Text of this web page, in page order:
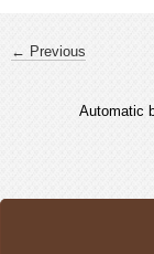
← Previous
Automatic